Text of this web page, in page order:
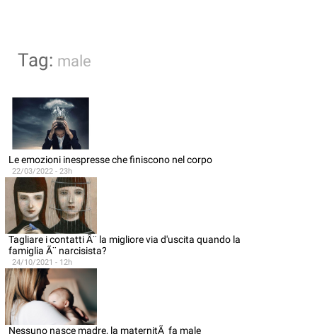
Tag: male
Le emozioni inespresse che finiscono nel corpo
22/03/2022 - 23h
Tagliare i contatti Ã¨ la migliore via d'uscita quando la
famiglia Ã¨ narcisista?
24/10/2021 - 12h
Nessuno nasce madre, la maternitÃ fa male